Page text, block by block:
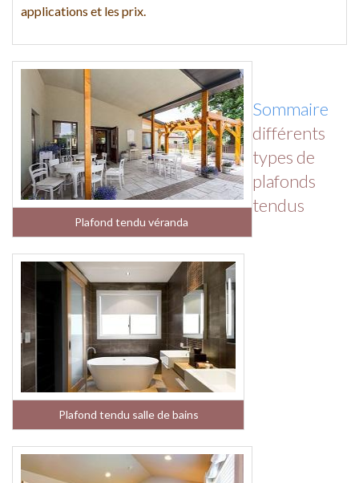
applications et les prix.
Plafond tendu véranda
Plafond tendu salle de bains
Sommaire
différents
types de
plafonds
tendus